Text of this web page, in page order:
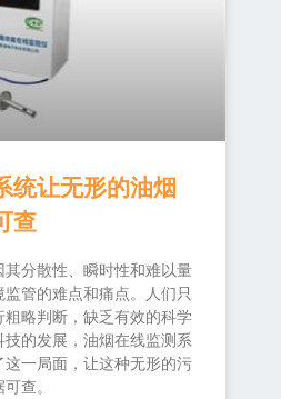
统让无形的油烟
查
分散性、瞬时性和难以量
管的难点和痛点。人们只
略判断，缺乏有效的科学
的发展，油烟在线监测系
一局面，让这种无形的污
查。